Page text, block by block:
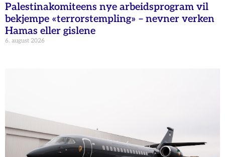
Palestinakomiteens nye arbeidsprogram vil
bekjempe «terrorstempling» – nevner verken
Hamas eller gislene
6. august 2026